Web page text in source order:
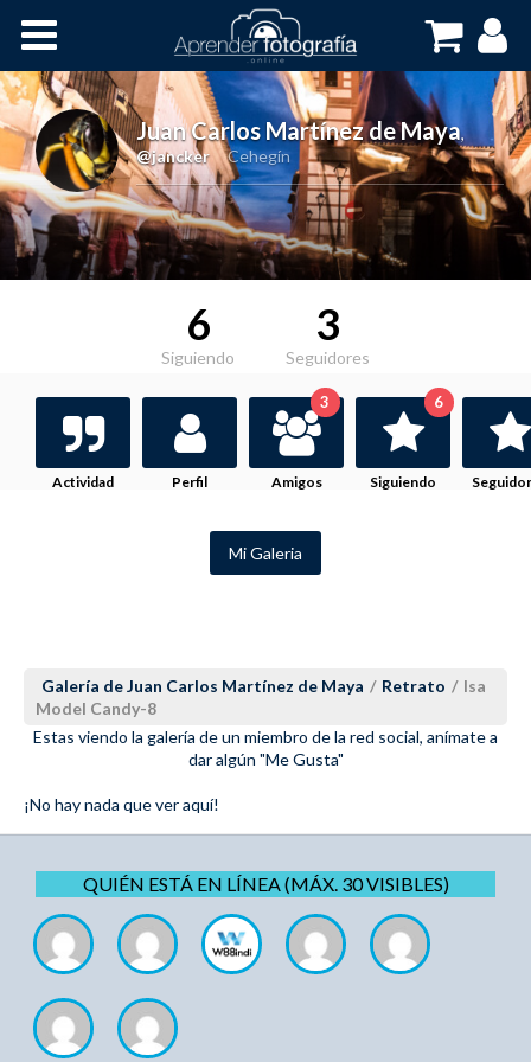
Cursos OnLine
Juan Carlos Martínez de Maya,
@jancker
Cehegín
6
Siguiendo
3
Seguidores
Actividad Perfil Amigos
3
Siguiendo
6
Mi Galeria
Galería de Juan Carlos Martínez de Maya / Retrato / Isa
Model Candy-8
Estas viendo la galería de un miembro de la red social, anímate a
dar algún "Me Gusta"
¡No hay nada que ver aquí!
QUIÉN ESTÁ EN LÍNEA (MÁX. 30 VISIBLES)